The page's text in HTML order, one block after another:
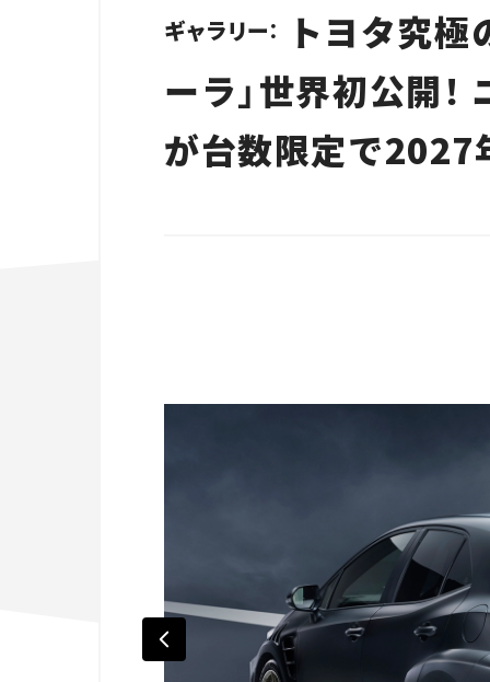
ギャラリー：
トヨタ究極
ーラ」世界初公開
が台数限定で2027